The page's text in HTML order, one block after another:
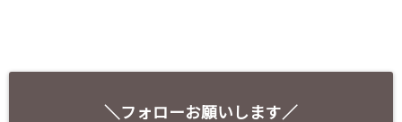
＼フォローお願いします／